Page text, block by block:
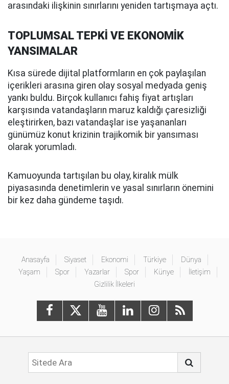
arasındaki ilişkinin sınırlarını yeniden tartışmaya açtı.
TOPLUMSAL TEPKİ VE EKONOMİK
YANSIMALAR
Kısa sürede dijital platformların en çok paylaşılan
içerikleri arasına giren olay sosyal medyada geniş
yankı buldu. Birçok kullanıcı fahiş fiyat artışları
karşısında vatandaşların maruz kaldığı çaresizliği
eleştirirken, bazı vatandaşlar ise yaşananları
günümüz konut krizinin trajikomik bir yansıması
olarak yorumladı.
Kamuoyunda tartışılan bu olay, kiralık mülk
piyasasında denetimlerin ve yasal sınırların önemini
bir kez daha gündeme taşıdı.
Anasayfa Siyaset Ekonomi Türkiye
Dünya
Yaşam
Spor Yazarlar Spor Künye
İletişim
Gizlilik İlkeleri